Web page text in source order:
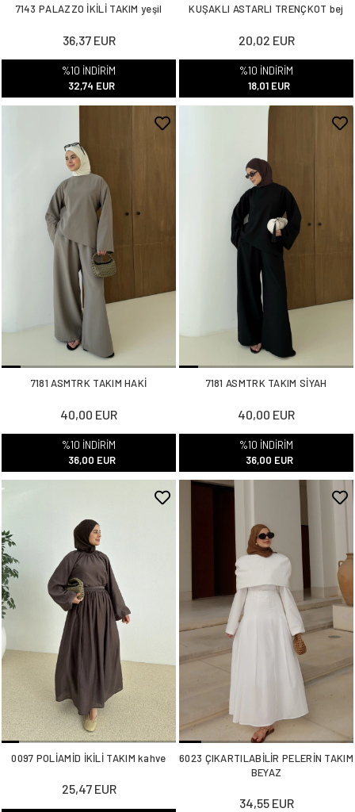
7143 PALAZZO İKİLİ TAKIM yeşil
36,37 EUR
%10 İNDİRİM
32,74 EUR
KUŞAKLI ASTARLI TRENÇKOT bej
20,02 EUR
%10 İNDİRİM
18,01 EUR
7181 ASMTRK TAKIM HAKİ
40,00 EUR
%10 İNDİRİM
36,00 EUR
7181 ASMTRK TAKIM SİYAH
40,00 EUR
%10 İNDİRİM
36,00 EUR
0097 POLİAMİD İKİLİ TAKIM kahve
25,47 EUR
6023 ÇIKARTILABİLİR PELERİN TAKIM
BEYAZ
34,55 EUR